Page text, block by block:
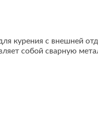
курения с внешней
собой сварную